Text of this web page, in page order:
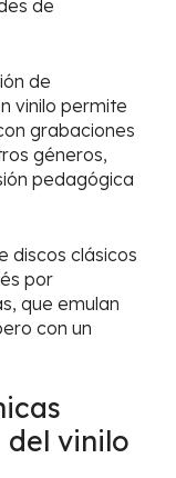
de
de
vinilo permite
grabaciones
géneros,
pedagógica
discos clásicos
por
que emulan
con un
del vinilo